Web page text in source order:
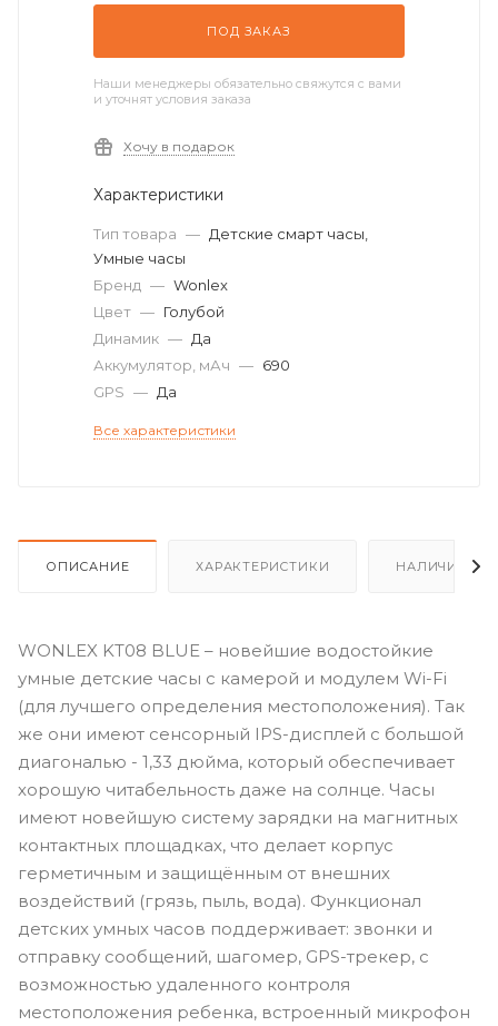
ПОД ЗАКАЗ
Наши менеджеры обязательно свяжутся с вами
и уточнят условия заказа
Хочу в подарок
Характеристики
Тип товара — Детские смарт часы,
Умные часы
Бренд — Wonlex
Цвет — Голубой
Динамик — Да
Аккумулятор, мАч — 690
GPS — Да
Все характеристики
ОПИСАНИЕ ХАРАКТЕРИСТИКИ НАЛИЧИЕ
WONLEX KT08 BLUE – новейшие водостойкие
умные детские часы с камерой и модулем Wi-Fi
(для лучшего определения местоположения). Так
же они имеют сенсорный IPS-дисплей с большой
диагональю - 1,33 дюйма, который обеспечивает
хорошую читабельность даже на солнце. Часы
имеют новейшую систему зарядки на магнитных
контактных площадках, что делает корпус
герметичным и защищённым от внешних
воздействий (грязь, пыль, вода). Функционал
детских умных часов поддерживает: звонки и
отправку сообщений, шагомер, GPS-трекер, с
возможностью удаленного контроля
местоположения ребенка, встроенный микрофон